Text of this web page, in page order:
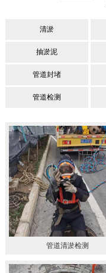
清淤
抽淤泥
管道封堵
管道检测
管道清淤检测